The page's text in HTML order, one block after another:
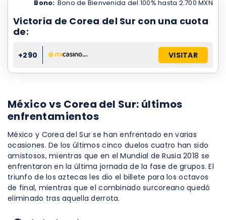
Bono: Bono de Bienvenida del 100% hasta 2.700 MXN
Victoria de Corea del Sur con una cuota
de:
+290 VISITAR
México vs Corea del Sur: últimos
enfrentamientos
México y Corea del Sur se han enfrentado en varias
ocasiones. De los últimos cinco duelos cuatro han sido
amistosos, mientras que en el Mundial de Rusia 2018 se
enfrentaron en la última jornada de la fase de grupos. El
triunfo de los aztecas les dio el billete para los octavos
de final, mientras que el combinado surcoreano quedó
eliminado tras aquella derrota.